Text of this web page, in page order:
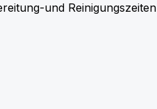
und